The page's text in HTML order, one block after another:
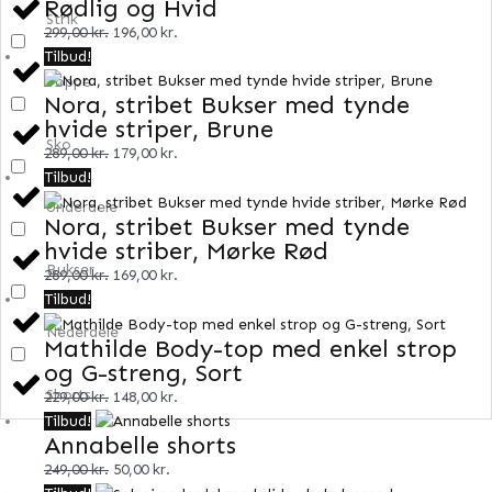
Strik
Toppe
Sko
Underdele
Bukser
Nederdele
Shorts
Rødlig og Hvid
299,00kr.
var:
299,00 kr..
196,00kr.
er:
Tilbud!
Nora, stribet Bukser med tynde
hvide striper, Brune
289,00kr.
oprindelige
pris
var:
289,00 kr..
179,00kr.
aktuelle
pris
er:
Tilbud!
Nora, stribet Bukser med tynde
hvide striber, Mørke Rød
289,00kr.
oprindelige
pris
var:
289,00 kr..
169,00kr.
aktuelle
pris
er:
Tilbud!
Mathilde Body-top med enkel strop
og G-streng, Sort
229,00kr.
oprindelige
pris
var:
229,00 kr..
148,00kr.
aktuelle
pris
er:
Tilbud!
Annabelle shorts
249,00kr.
Den
oprindelige
pris
50,00kr.
Den
aktuelle